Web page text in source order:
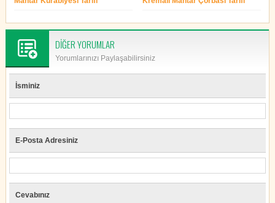
DİĞER YORUMLAR
Yorumlarınızı Paylaşabilirsiniz
İsminiz
E-Posta Adresiniz
Cevabınız